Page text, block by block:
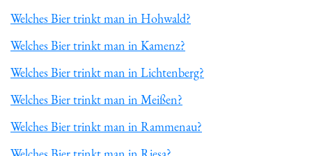
Welches Bier trinkt man in Hohwald?
Welches Bier trinkt man in Kamenz?
Welches Bier trinkt man in Lichtenberg?
Welches Bier trinkt man in Meißen?
Welches Bier trinkt man in Rammenau?